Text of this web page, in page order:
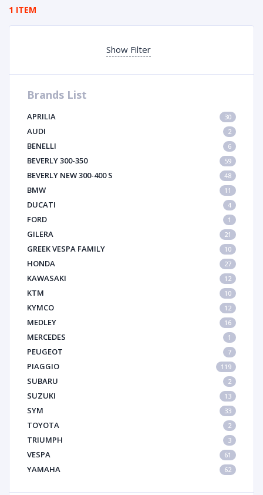
1 ITEM
Show Filter
Brands List
APRILIA 30
AUDI 2
BENELLI 6
BEVERLY 300-350 59
BEVERLY NEW 300-400 S 48
BMW 11
DUCATI 4
FORD 1
GILERA 21
GREEK VESPA FAMILY 10
HONDA 27
KAWASAKI 12
KTM 10
KYMCO 12
MEDLEY 16
MERCEDES 1
PEUGEOT 7
PIAGGIO 119
SUBARU 2
SUZUKI 13
SYM 33
TOYOTA 2
TRIUMPH 3
VESPA 61
YAMAHA 62